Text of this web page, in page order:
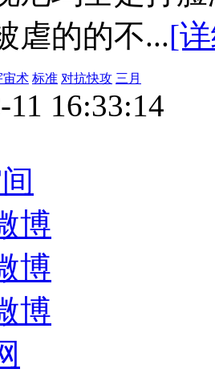
虐的的不...[
宙术 标准 对抗快攻 三月
11 16:33:14
博
博
博